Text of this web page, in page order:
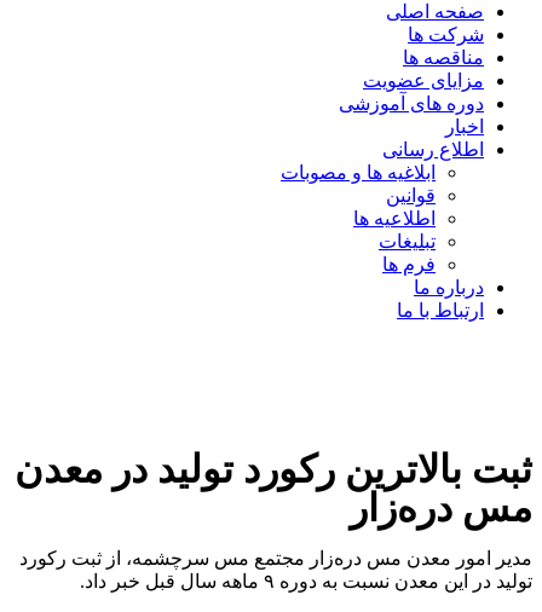
صفحه اصلی
شرکت ها
مناقصه ها
مزایای عضویت
دوره های آموزشی
اخبار
اطلاع رسانی
ابلاغیه ها و مصوبات
قوانین
اطلاعیه ها
تبلیغات
فرم ها
درباره ما
ارتباط با ما
ثبت بالاترین رکورد تولید در معدن
مس دره‌زار
مدیر امور معدن مس دره‌زار مجتمع مس سرچشمه، از ثبت رکورد
تولید در این معدن نسبت به دوره ۹‌ ماهه سال قبل خبر داد.